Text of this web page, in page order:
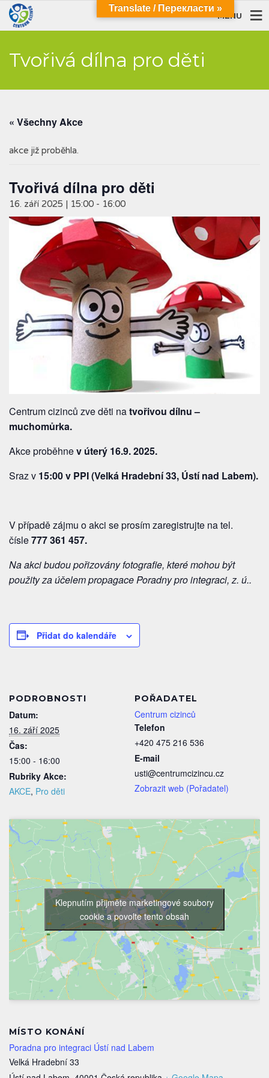
MENU
Tvořivá dílna pro děti
« Všechny Akce
akce již proběhla.
Tvořivá dílna pro děti
16. září 2025 | 15:00 - 16:00
Centrum cizinců zve děti natvořivou dílnu –
muchomůrka.
Akce proběhnev úterý 16.9. 2025.
Sraz v 15:00 v PPI (Velká Hradební 33, Ústí nad Labem).
V případě zájmu o akci se prosím zaregistrujte na tel.
čísle777 361 457.
Na akci budou pořizovány fotografie, které mohou být
použity za účelem propagace Poradny pro integraci, z. ú..
Přidat do kalendáře
PODROBNOSTI
Datum:
16. září 2025
Čas:
15:00 - 16:00
Rubriky Akce:
AKCE, Pro děti
POŘADATEL
Centrum cizinců
Telefon
+420 475 216 536
E-mail
usti@centrumcizincu.cz
Zobrazit web (Pořadatel)
MÍSTO KONÁNÍ
Poradna pro integraci Ústí nad Labem
Velká Hradební 33
Klepnutím přijměte marketingové soubory
cookie a povolte tento obsah
Translate / Перекласти »